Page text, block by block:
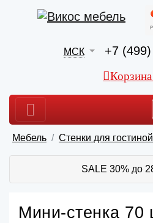
МСК +7
Корзина
Мебель Стенки для гостиной
SALE 30% до
Мини-стенка 70